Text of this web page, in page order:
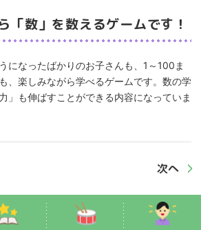
「数」を数えるゲームです！
になったばかりのお子さんも、1～100ま
、楽しみながら学べるゲームです。数の学
」も伸ばすことができる内容になっていま
次へ